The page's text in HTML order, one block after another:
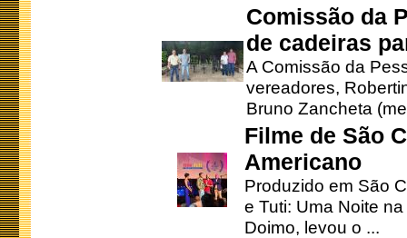
Comissão da
de cadeiras
A Comissão da
vereadores,
Bruno Zancheta
Filme de São
Americano
Produzido em São
e Tuti: Uma Noite
Doimo, levou o ...